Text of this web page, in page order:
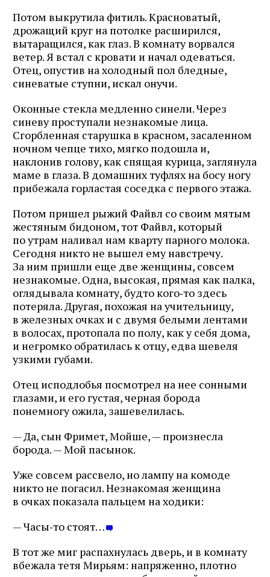
Потом выкрутила фитиль. Красноватый,
дрожащий круг на потолке расширился,
вытаращился, как глаз. В комнату ворвался
ветер. Я встал с кровати и начал одеваться.
Отец, опустив на холодный пол бледные,
синеватые ступни, искал онучи.
Оконные стекла медленно синели. Через
синеву проступали незнакомые лица.
Сгорбленная старушка в красном, засаленном
ночном чепце тихо, мягко подошла и,
наклонив голову, как спящая курица, заглянула
маме в глаза. В домашних туфлях на босу ногу
прибежала горластая соседка с первого этажа.
Потом пришел рыжий Файвл со своим мятым
жестяным бидоном, тот Файвл, который
по утрам наливал нам кварту парного молока.
Сегодня никто не вышел ему навстречу.
За ним пришли еще две женщины, совсем
незнакомые. Одна, высокая, прямая как палка,
оглядывала комнату, будто кого‑то здесь
потеряла. Другая, похожая на учительницу,
в железных очках и с двумя белыми лентами
в волосах, протопала по полу, как у себя дома,
и негромко обратилась к отцу, едва шевеля
узкими губами.
Отец исподлобья посмотрел на нее сонными
глазами, и его густая, черная борода
понемногу ожила, зашевелилась.
— Да, сын Фримет, Мойше, — произнесла
борода. — Мой пасынок.
Уже совсем рассвело, но лампу на комоде
никто не погасил. Незнакомая женщина
в очках показала пальцем на ходики:
— Часы‑то стоят…
В тот же миг распахнулась дверь, и в комнату
вбежала тетя Мирьям: напряженно, плотно
Журнал ЛЕХАИМ в вашем
Подпишитесь на рассылку журнала ЛЕХАИМ и получайте
самые интересные публикации с сайта по электронной